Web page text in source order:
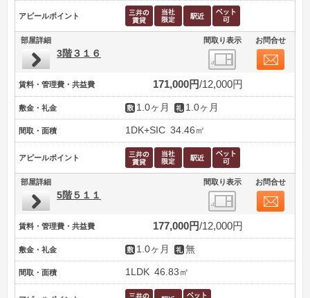
アピールポイント
部屋詳細 間取り表示 お問合せ
3階３１６
賃料・管理費・共益費 171,000円 12,000円
敷金・礼金 1.0ヶ月 1.0ヶ月
間取・面積 1DK+SIC 34.46㎡
アピールポイント
部屋詳細 間取り表示 お問合せ
5階５１１
賃料・管理費・共益費 177,000円 12,000円
敷金・礼金 1.0ヶ月 無
間取・面積 1LDK 46.83㎡